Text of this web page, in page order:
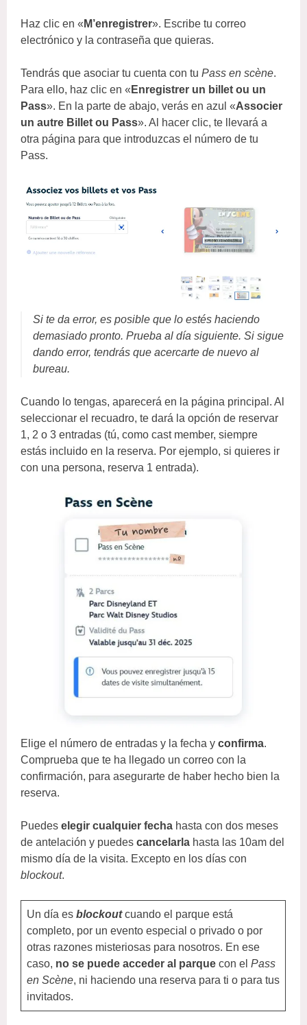
Haz clic en « M’enregistrer». Escribe tu correo
electrónico y la contraseña que quieras.
Tendrás que asociar tu cuenta con tuPass en scène.
Para ello, haz clic en « Enregistrer un billet ou un
Pass». En la parte de abajo, verás en azul «Associer
un autre Billet ou Pass». Al hacer clic, te llevará a
otra página para que introduzcas el número de tu
Pass.
Si te da error, es posible que lo estés haciendo
demasiado pronto. Prueba al día siguiente. Si sigue
dando error, tendrás que acercarte de nuevo al
bureau.
Cuando lo tengas, aparecerá en la página principal. Al
seleccionar el recuadro, te dará la opción de reservar
1, 2 o 3 entradas (tú, como cast member, siempre
estás incluido en la reserva. Por ejemplo, si quieres ir
con una persona, reserva 1 entrada).
Elige el número de entradas y la fecha yconfirma.
Comprueba que te ha llegado un correo con la
confirmación, para asegurarte de haber hecho bien la
reserva.
Puedeselegir cualquier fecha hasta con dos meses
de antelación y puedescancelarla hasta las 10am del
mismo día de la visita. Excepto en los días con
blockout.
Un día esblockoutcuando el parque está
completo, por un evento especial o privado o por
otras razones misteriosas para nosotros. En ese
caso, no se puede acceder al parque con elPass
en Scène, ni haciendo una reserva para ti o para tus
invitados.